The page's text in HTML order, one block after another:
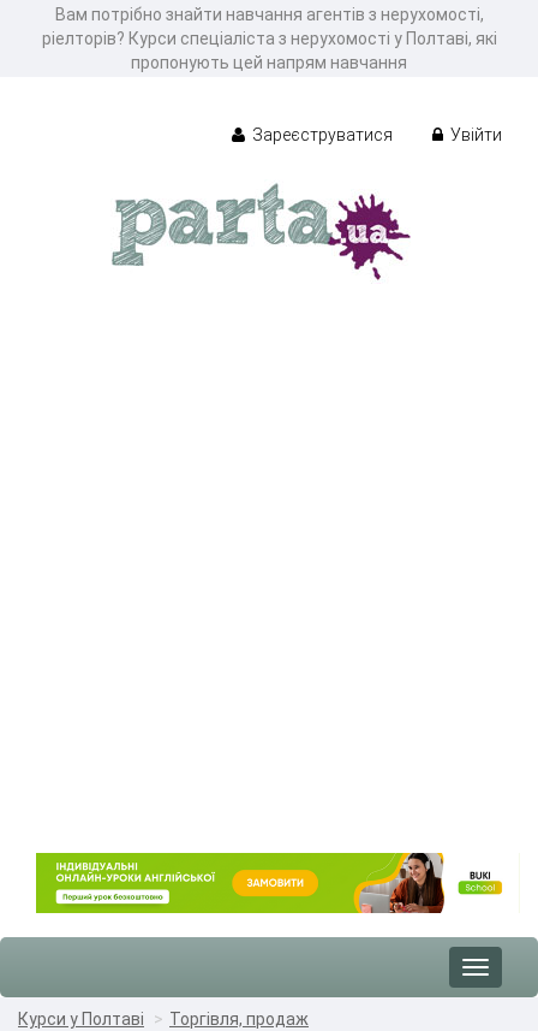
Вам потрібно знайти навчання агентів з нерухомості,
ріелторів? Курси спеціаліста з нерухомості у Полтаві, які
пропонують цей напрям навчання
Зареєструватися Увійти
Toggle
Курси у Полтаві
Торгівля, продаж